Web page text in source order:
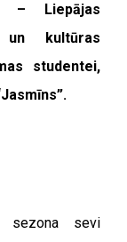
– Liepājas
un kultūras
studentei,
sezona sevi